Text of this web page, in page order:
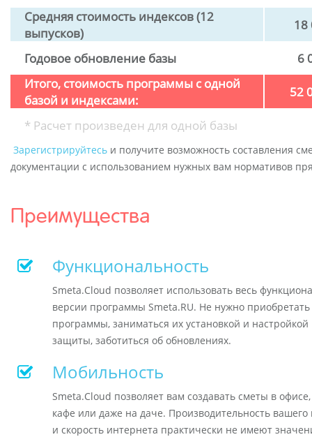
Средняя стоимость индексов (12
выпусков)
Годовое обновление базы
6
Итого, стоимость программы с одной
базой и индексами:
52
* Расчет произведен для одной базы
Зарегистрируйтесь и получите возможность составления
документации с использованием нужных вам нормативов
Преимущества
Функциональность
Smeta.Cloud позволяет использовать весь
версии программы Smeta.RU. Не нужно
программы, заниматься их установкой и
защиты, заботиться об обновлениях.
Мобильность
Smeta.Cloud позволяет вам создавать сметы в
кафе или даже на даче. Производительность
и скорость интернета практически не имеют